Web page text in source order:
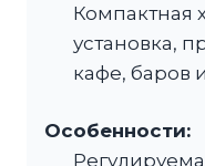
Компактная
установка,
кафе, баров
Особенности: